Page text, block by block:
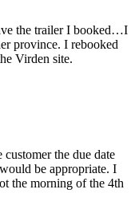
the trailer I booked…I
province. I rebooked
Virden site.
the due date
be appropriate. I
the morning of the 4th